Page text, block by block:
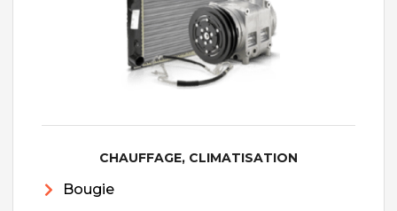
CHAUFFAGE, CLIMATISATION
Bougie